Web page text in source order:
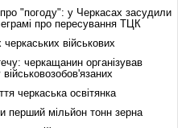
"погоду": у Черкасах засудили
про пересування ТЦК
військових
черкащанин організував
черкаська освітянка
перший мільйон тонн зерна